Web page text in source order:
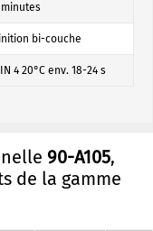
minutes
bi-couche
4 20°C env. 18-24 s
90-A105,
de la gamme